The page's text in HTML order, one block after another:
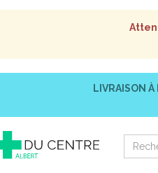
LIVRAISON À